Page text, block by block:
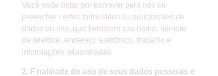
Você pode optar por escrever para nós ou
preencher certos formulários ou solicitações de
dados on-line, que fornecem seu nome, número
de telefone, endereço eletrônico, trabalho e
informações relacionadas.
2. Finalidade do uso de seus dados pessoais e